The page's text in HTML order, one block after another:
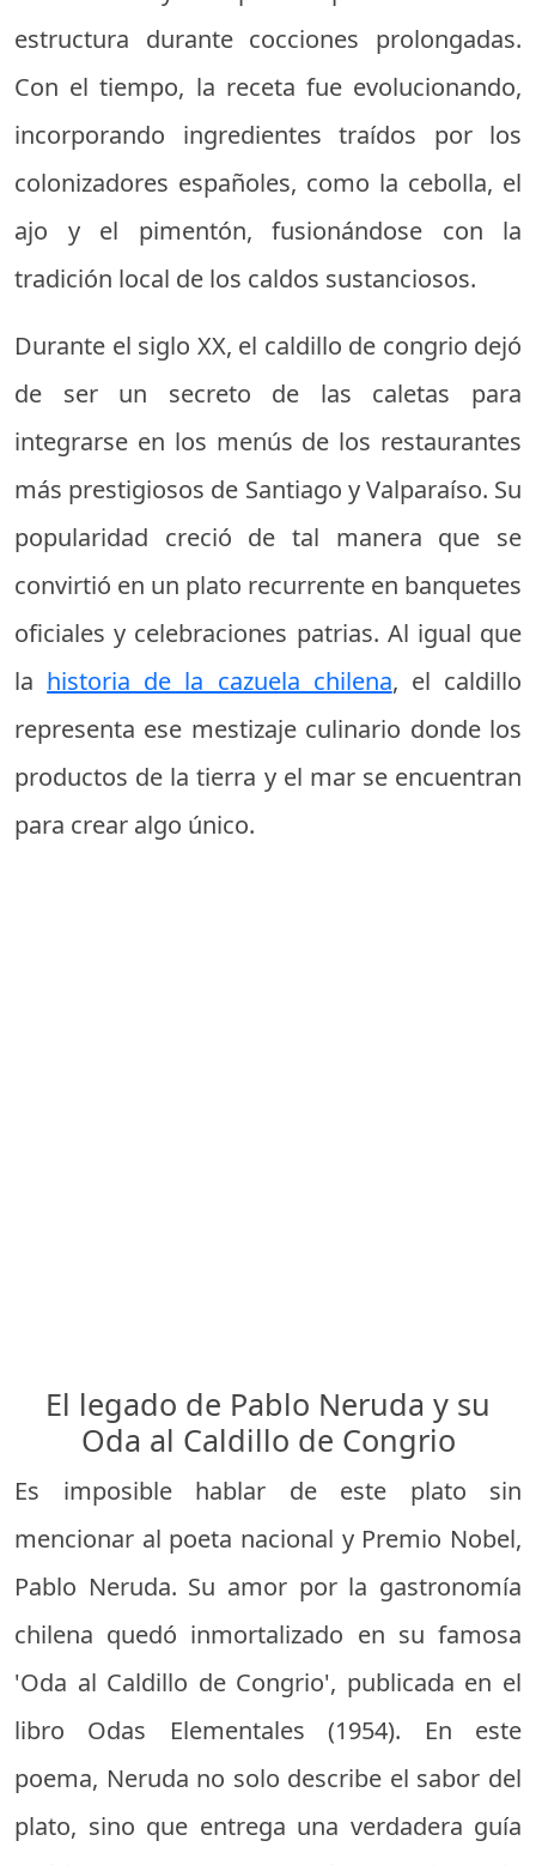
estructura durante cocciones prolongadas.
Con el tiempo, la receta fue evolucionando,
incorporando ingredientes traídos por los
colonizadores españoles, como la cebolla, el
ajo y el pimentón, fusionándose con la
tradición local de los caldos sustanciosos.
Durante el siglo XX, el caldillo de congrio dejó
de ser un secreto de las caletas para
integrarse en los menús de los restaurantes
más prestigiosos de Santiago y Valparaíso. Su
popularidad creció de tal manera que se
convirtió en un plato recurrente en banquetes
oficiales y celebraciones patrias. Al igual que
la historia de la cazuela chilena, el caldillo
representa ese mestizaje culinario donde los
productos de la tierra y el mar se encuentran
para crear algo único.
El legado de Pablo Neruda y su
Oda al Caldillo de Congrio
Es imposible hablar de este plato sin
mencionar al poeta nacional y Premio Nobel,
Pablo Neruda. Su amor por la gastronomía
chilena quedó inmortalizado en su famosa
'Oda al Caldillo de Congrio', publicada en el
libro Odas Elementales (1954). En este
poema, Neruda no solo describe el sabor del
plato, sino que entrega una verdadera guía